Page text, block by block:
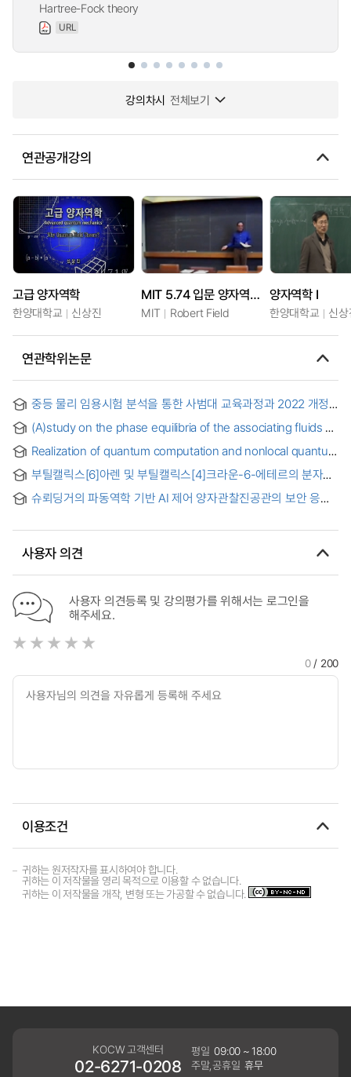
Hartree-Fock theory
URL
강의차시 전체보기
연관공개강의
고급 양자역학
한양대학교 신상진
MIT 5.74 입문 양자역학 II.
MIT Robert Field
양자역학 I
한양대학교 신
연관학위논문
중등 물리 임용시험 분석을 통한 사범대 교육과정과 2022 개정
Education Curricula and the 2022 Revised Curriculum
Through an Analysis of the Physics Teacher Selection
Test
(A)study on the phase equilibria of the associating fluids by
이용한 회홥성유체의 상평형 연구
Realization of quantum computation and nonlocal quantum
operation
부틸캘릭스[6]아렌 및 부틸캘릭스[4]크라운-6-에테르의 분자
모델링 및 양자역학적 연구 = Quantum mechanical research
and computer simulation of p-tert-butylcalix[6]arene and
슈뢰딩거의 파동역학 기반 AI 제어 양자관찰진공관의 보안 응용
사용자 의견
사용자 의견등록 및 강의평가를 위해서는 로그인을
해주세요.
0/ 200
이용조건
귀하는 원저작자를 표시하여야 합니다.
귀하는 이 저작물을 영리 목적으로 이용할 수 없습니다.
귀하는 이 저작물을 개작, 변형 또는 가공할 수 없습니다.
KOCW 고객센터
02-6271-0208
평일 09:00 ~ 18:00
주말,공휴일 휴무